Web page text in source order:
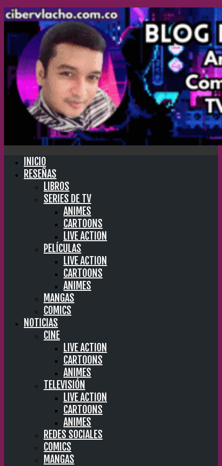
INICIO
RESEÑAS
LIBROS
SERIES DE TV
ANIMES
CARTOONS
LIVE ACTION
PELÍCULAS
LIVE ACTION
CARTOONS
ANIMES
MANGAS
COMICS
NOTICIAS
CINE
LIVE ACTION
CARTOONS
ANIMES
TELEVISIÓN
LIVE ACTION
CARTOONS
ANIMES
REDES SOCIALES
COMICS
MANGAS